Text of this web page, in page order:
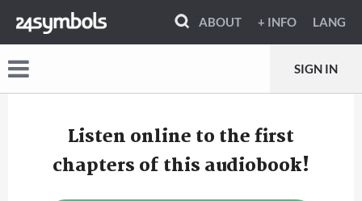
ABOUT + INFO LANG
SIGN IN
Listen online to the first
chapters of this audiobook!